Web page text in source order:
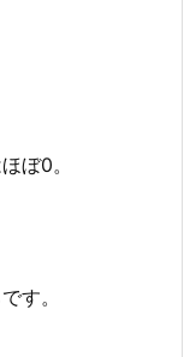
ぼ0。
す。